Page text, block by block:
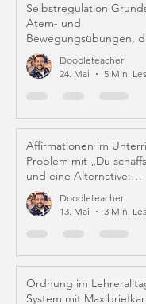
Selbstregulation
Atem- und
Bewegungsübungen,
wirklich helfenDoodleteacher
24. Mai
5 Min.
Affirmationen im
Problem mit „Du
und eine Alternative:
Iffirmationen (!)
Doodleteacher
13. Mai
3 Min.
Ordnung im
System mit